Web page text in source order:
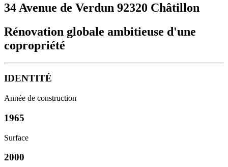
34 Avenue de Verdun 92320 Châtillon
Rénovation globale ambitieuse d'une
copropriété
IDENTITÉ
Année de construction
1965
Surface
2000